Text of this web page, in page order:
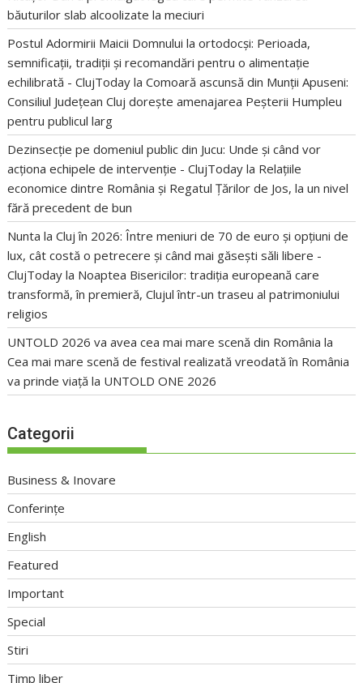
băuturilor slab alcoolizate la meciuri
Postul Adormirii Maicii Domnului la ortodocși: Perioada,
semnificații, tradiții și recomandări pentru o alimentație
echilibrată - ClujToday laComoară ascunsă din Munții Apuseni:
Consiliul Județean Cluj dorește amenajarea Peșterii Humpleu
pentru publicul larg
Dezinsecție pe domeniul public din Jucu: Unde și când vor
acționa echipele de intervenție - ClujToday la Relațiile
economice dintre România și Regatul Țărilor de Jos, la un nivel
fără precedent de bun
Nunta la Cluj în 2026: Între meniuri de 70 de euro și opțiuni de
lux, cât costă o petrecere și când mai găsești săli libere -
ClujToday la Noaptea Bisericilor: tradiția europeană care
transformă, în premieră, Clujul într-un traseu al patrimoniului
religios
UNTOLD 2026 va avea cea mai mare scenă din România la
Cea mai mare scenă de festival realizată vreodată în România
va prinde viață la UNTOLD ONE 2026
Categorii
Business & Inovare
Conferințe
English
Featured
Important
Special
Stiri
Timp liber